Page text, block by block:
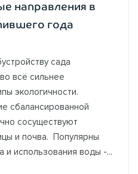
направления в
года
сада
всё сильнее
экологичности.
сбалансированной
сосуществуют
и почва. Популярны
использования воды -...